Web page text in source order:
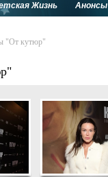
Жизнь Анонсы
"От кутюр"